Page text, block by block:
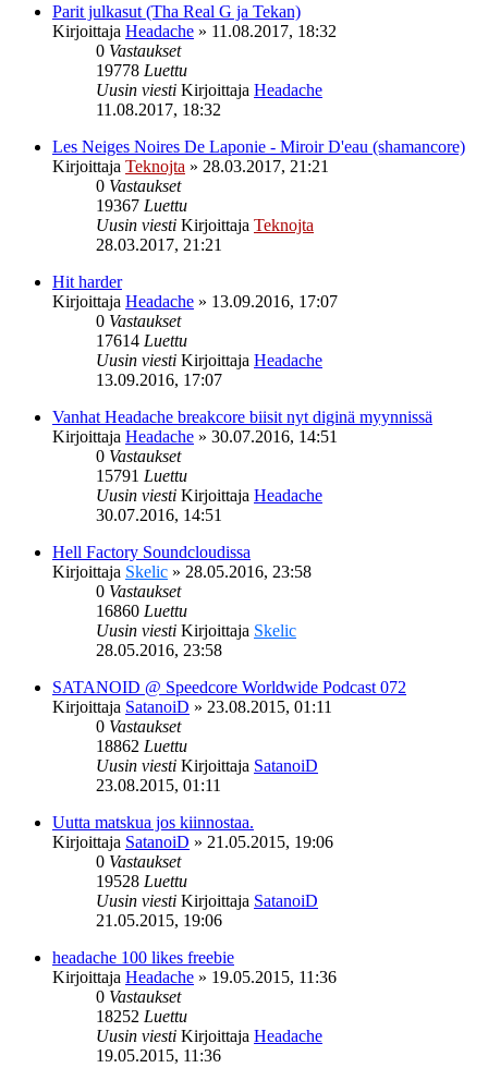
Parit julkasut (Tha Real G ja Tekan)
Kirjoittaja Headache » 11.08.2017, 18:32
0 Vastaukset
19778 Luettu
Uusin viesti Kirjoittaja Headache
11.08.2017, 18:32
Les Neiges Noires De Laponie - Miroir D'eau (shamancore)
Kirjoittaja Teknojta » 28.03.2017, 21:21
0 Vastaukset
19367 Luettu
Uusin viesti Kirjoittaja Teknojta
28.03.2017, 21:21
Hit harder
Kirjoittaja Headache » 13.09.2016, 17:07
0 Vastaukset
17614 Luettu
Uusin viesti Kirjoittaja Headache
13.09.2016, 17:07
Vanhat Headache breakcore biisit nyt diginä myynnissä
Kirjoittaja Headache » 30.07.2016, 14:51
0 Vastaukset
15791 Luettu
Uusin viesti Kirjoittaja Headache
30.07.2016, 14:51
Hell Factory Soundcloudissa
Kirjoittaja Skelic » 28.05.2016, 23:58
0 Vastaukset
16860 Luettu
Uusin viesti Kirjoittaja Skelic
28.05.2016, 23:58
SATANOID @ Speedcore Worldwide Podcast 072
Kirjoittaja SatanoiD » 23.08.2015, 01:11
0 Vastaukset
18862 Luettu
Uusin viesti Kirjoittaja SatanoiD
23.08.2015, 01:11
Uutta matskua jos kiinnostaa.
Kirjoittaja SatanoiD » 21.05.2015, 19:06
0 Vastaukset
19528 Luettu
Uusin viesti Kirjoittaja SatanoiD
21.05.2015, 19:06
headache 100 likes freebie
Kirjoittaja Headache » 19.05.2015, 11:36
0 Vastaukset
18252 Luettu
Uusin viesti Kirjoittaja Headache
19.05.2015, 11:36